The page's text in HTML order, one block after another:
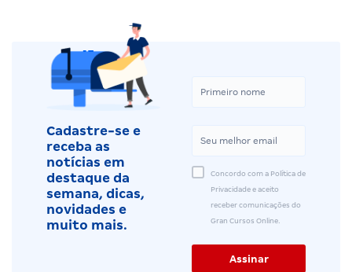
Cadastre-se e
receba as
notícias em
destaque da
semana, dicas,
novidades e
muito mais.
Concordo com a Política de
Privacidade e aceito
receber comunicações do
Gran Cursos Online.